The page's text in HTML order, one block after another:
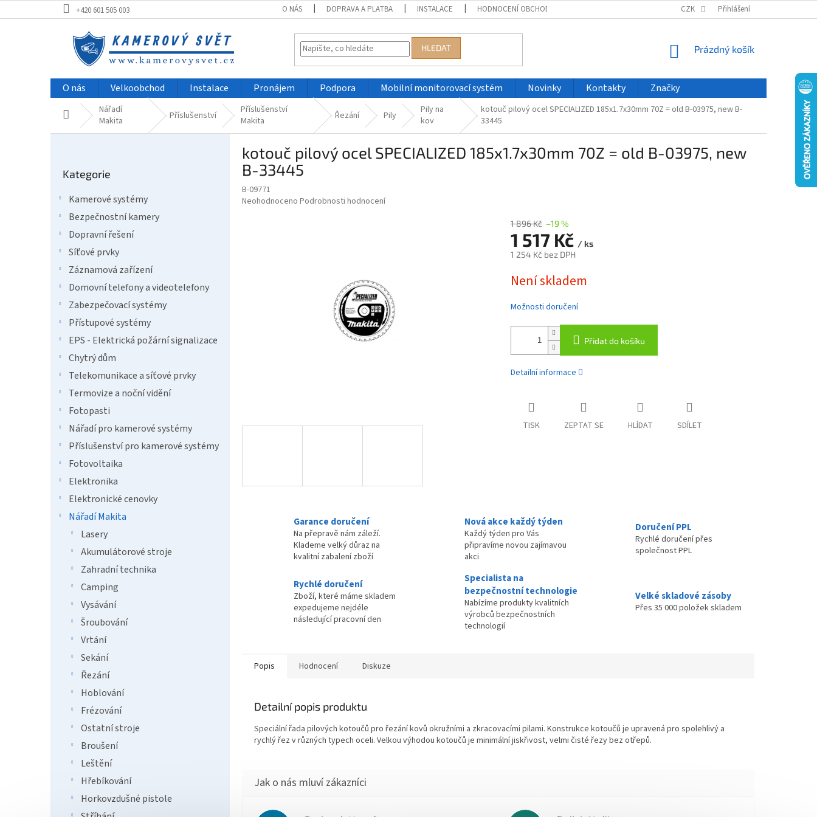
na
+420 601 505 003 O NÁS DOPRAVA A PLATBA INSTALACE HODNOCENÍ OBCHODU VELKOOBCHOD ČASTO KLADENÉ DOTAZY
CZK Přihlášení
HLEDAT
NÁKUPNÍ
Prázdný košík
O nás Velkoobchod Instalace Pronájem Podpora Mobilní monitorovací systém Novinky Kontakty Značky
Domů Nářadí
Makita
Příslušenství
Příslušenství
Makita
Řezání Pily
Pily na
kov
kotouč pilový ocel SPECIALIZED 185x1.7x30mm 70Z = old B-03975, new B-
33445
kategorie
Kategorie
Kamerové systémy
Bezpečnostní kamery
Dopravní řešení
Síťové prvky
Záznamová zařízení
Domovní telefony a videotelefony
Zabezpečovací systémy
Přístupové systémy
EPS - Elektrická požární signalizace
Chytrý dům
Telekomunikace a síťové prvky
Termovize a noční vidění
Fotopasti
Nářadí pro kamerové systémy
Příslušenství pro kamerové systémy
Fotovoltaika
Elektronika
Elektronické cenovky
Nářadí Makita
Lasery
Akumulátorové stroje
Zahradní technika
Camping
Vysávání
Šroubování
Vrtání
Sekání
Řezání
Hoblování
Frézování
Ostatní stroje
Broušení
Leštění
Hřebíkování
Horkovzdušné pistole
kotouč pilový ocel SPECIALIZED 185x1.7x30mm 70Z = old B-03975, new
B-33445
B-09771
Průměrné
Neohodnoceno Podrobnosti hodnocení
1 896 Kč –19 %
1 517 Kč / ks
1 254 Kč bez DPH
cena:
Není skladem
Možnosti doručení
Přidat do košíku
Detailní informace
TISK ZEPTAT SE HLÍDAT SDÍLET
Garance doručení
Na přepravě nám záleží.
Klademe velký důraz na
kvalitní zabalení zboží
Nová akce každý týden
Každý týden pro Vás
připravíme novou zajímavou
akci
Doručení PPL
Rychlé doručení přes
společnost PPL
Rychlé doručení
Zboží, které máme skladem
expedujeme nejdéle
následující pracovní den
Specialista na
bezpečnostní technologie
Nabízíme produkty kvalitních
výrobců bezpečnostních
technologií
Velké skladové zásoby
Přes 35 000 položek skladem
Popis Hodnocení Diskuze
Detailní popis produktu
Speciální řada pilových kotoučů pro řezání kovů okružními a zkracovacími pilami. Konstrukce kotoučů je upravená pro spolehlivý a
rychlý řez v různých typech oceli. Velkou výhodou kotoučů je minimální jiskřivost, velmi čisté řezy bez otřepů.